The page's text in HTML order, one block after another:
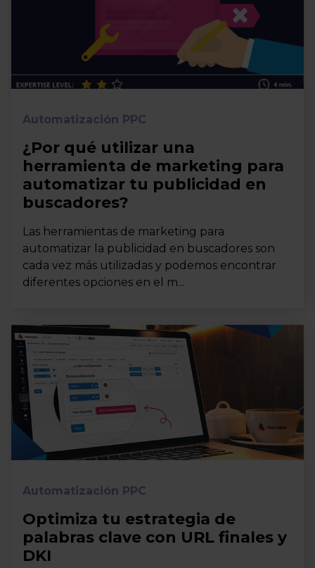
Automatización PPC
¿Por qué utilizar una
herramienta de marketing para
automatizar tu publicidad en
buscadores?
Las herramientas de marketing para
automatizar la publicidad en buscadores son
cada vez más utilizadas y podemos encontrar
diferentes opciones en el m...
Automatización PPC
Optimiza tu estrategia de
palabras clave con URL finales y
DKI